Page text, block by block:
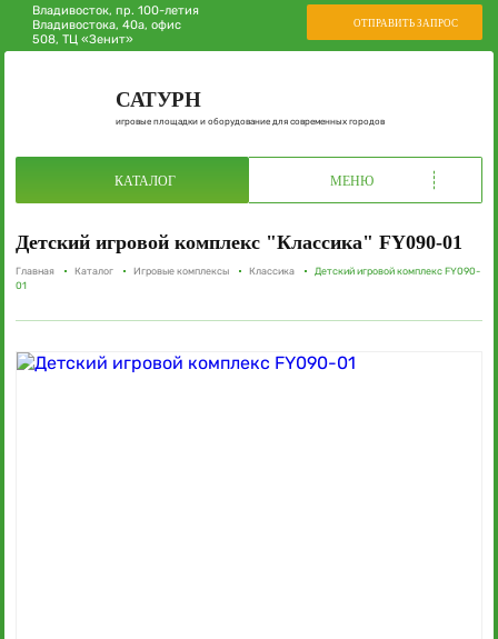
Владивосток, пр. 100-летия
Владивостока, 40а, офис
508, ТЦ «Зенит»
ОТПРАВИТЬ ЗАПРОС
САТУРН
игровые площадки и оборудование для современных городов
КАТАЛОГ МЕНЮ
Детский игровой комплекс "Классика" FY090-01
Главная Каталог Игровые комплексы Классика
Детский игровой комплекс FY090-
01